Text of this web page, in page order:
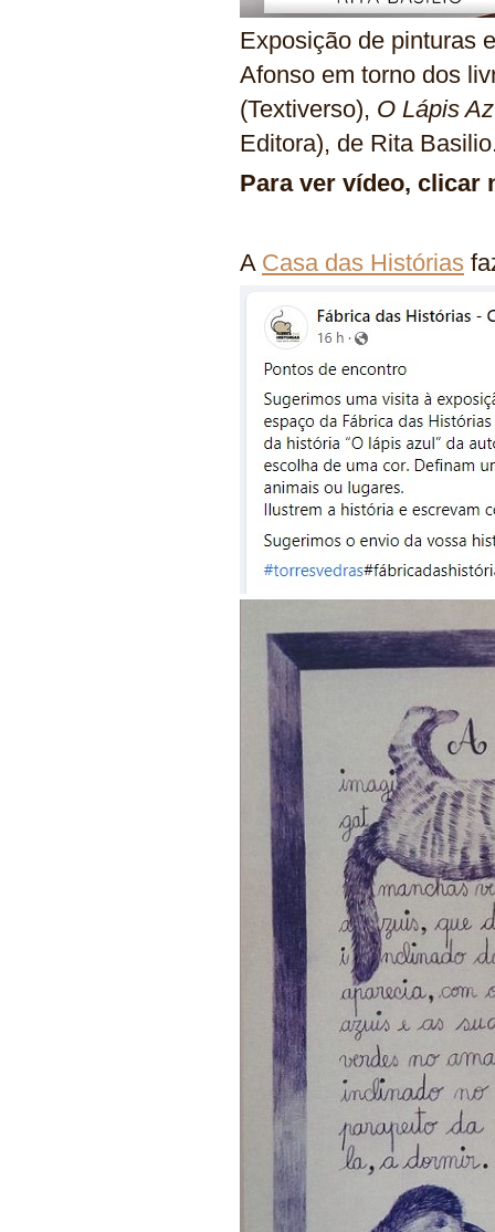
Exposição de pinturas
Afonso em torno dos
(Textiverso), O Lápis
Editora), de Rita
Para ver vídeo, clicar
A Casa das Histórias